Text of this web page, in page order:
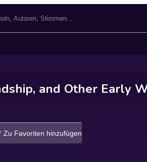
and Other Early
Zu Favoriten hinzufügen